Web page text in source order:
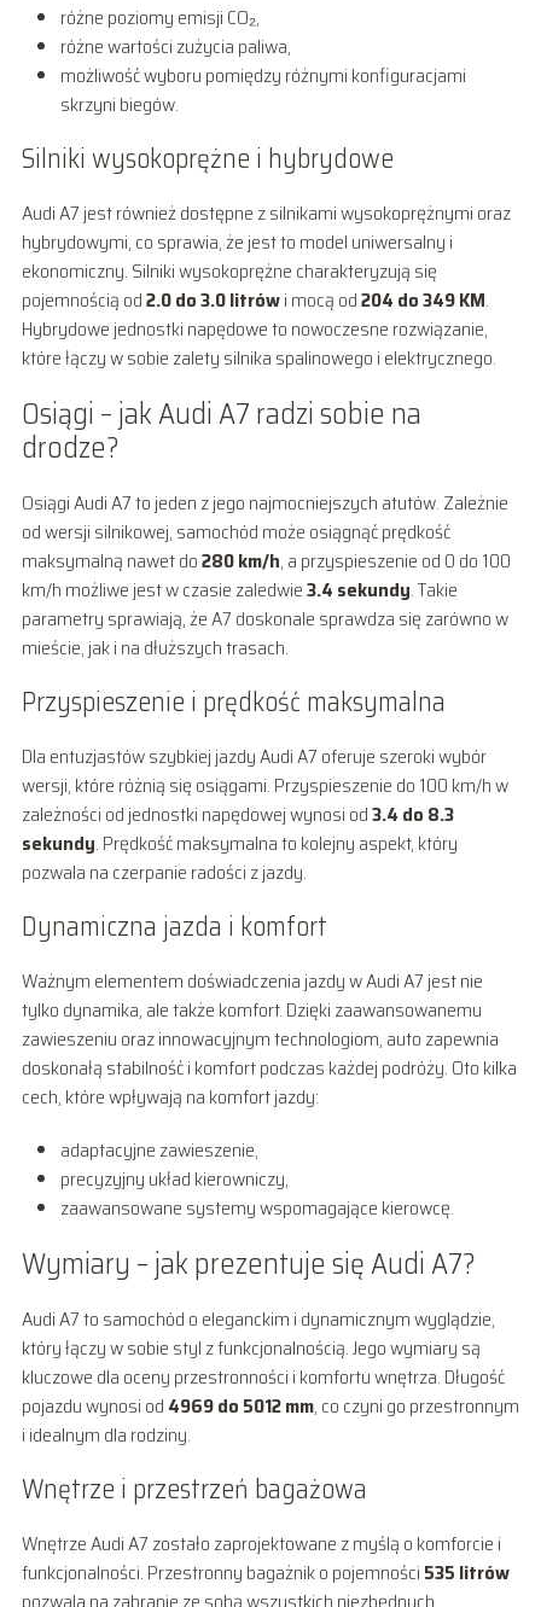
różne poziomy emisji CO₂,
różne wartości zużycia paliwa,
możliwość wyboru pomiędzy różnymi konfiguracjami
skrzyni biegów.
Silniki wysokoprężne i hybrydowe
Audi A7 jest również dostępne z silnikami wysokoprężnymi oraz
hybrydowymi, co sprawia, że jest to model uniwersalny i
ekonomiczny. Silniki wysokoprężne charakteryzują się
pojemnością od2.0 do 3.0 litrówi mocą od204 do 349 KM.
Hybrydowe jednostki napędowe to nowoczesne rozwiązanie,
które łączy w sobie zalety silnika spalinowego i elektrycznego.
Osiągi – jak Audi A7 radzi sobie na
drodze?
Osiągi Audi A7 to jeden z jego najmocniejszych atutów. Zależnie
od wersji silnikowej, samochód może osiągnąć prędkość
maksymalną nawet do280 km/h, a przyspieszenie od 0 do 100
km/h możliwe jest w czasie zaledwie3.4 sekundy. Takie
parametry sprawiają, że A7 doskonale sprawdza się zarówno w
mieście, jak i na dłuższych trasach.
Przyspieszenie i prędkość maksymalna
Dla entuzjastów szybkiej jazdy Audi A7 oferuje szeroki wybór
wersji, które różnią się osiągami. Przyspieszenie do 100 km/h w
zależności od jednostki napędowej wynosi od3.4 do 8.3
sekundy. Prędkość maksymalna to kolejny aspekt, który
pozwala na czerpanie radości z jazdy.
Dynamiczna jazda i komfort
Ważnym elementem doświadczenia jazdy w Audi A7 jest nie
tylko dynamika, ale także komfort. Dzięki zaawansowanemu
zawieszeniu oraz innowacyjnym technologiom, auto zapewnia
doskonałą stabilność i komfort podczas każdej podróży. Oto kilka
cech, które wpływają na komfort jazdy:
adaptacyjne zawieszenie,
precyzyjny układ kierowniczy,
zaawansowane systemy wspomagające kierowcę.
Wymiary – jak prezentuje się Audi A7?
Audi A7 to samochód o eleganckim i dynamicznym wyglądzie,
który łączy w sobie styl z funkcjonalnością. Jego wymiary są
kluczowe dla oceny przestronności i komfortu wnętrza. Długość
pojazdu wynosi od 4969 do 5012 mm, co czyni go przestronnym
i idealnym dla rodziny.
Wnętrze i przestrzeń bagażowa
Wnętrze Audi A7 zostało zaprojektowane z myślą o komforcie i
funkcjonalności. Przestronny bagażnik o pojemności 535 litrów